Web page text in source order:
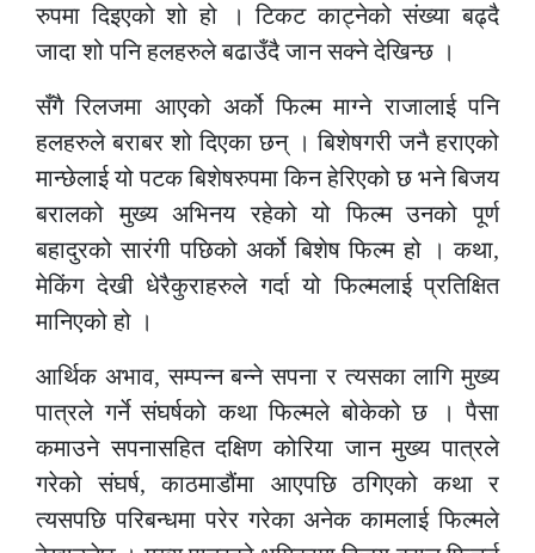
रुपमा दिइएको शो हो । टिकट काट्नेको संख्या बढ्दै
जादा शो पनि हलहरुले बढाउँदै जान सक्ने देखिन्छ ।
सँगै रिलजमा आएको अर्को फिल्म माग्ने राजालाई पनि
हलहरुले बराबर शो दिएका छन् । बिशेषगरी जनै हराएको
मान्छेलाई यो पटक बिशेषरुपमा किन हेरिएको छ भने बिजय
बरालको मुख्य अभिनय रहेको यो फिल्म उनको पूर्ण
बहादुरको सारंगी पछिको अर्को बिशेष फिल्म हो । कथा,
मेकिंग देखी धेरैकुराहरुले गर्दा यो फिल्मलाई प्रतिक्षित
मानिएको हो ।
आर्थिक अभाव, सम्पन्न बन्ने सपना र त्यसका लागि मुख्य
पात्रले गर्ने संघर्षको कथा फिल्मले बोकेको छ । पैसा
कमाउने सपनासहित दक्षिण कोरिया जान मुख्य पात्रले
गरेको संघर्ष, काठमाडौंमा आएपछि ठगिएको कथा र
त्यसपछि परिबन्धमा परेर गरेका अनेक कामलाई फिल्मले